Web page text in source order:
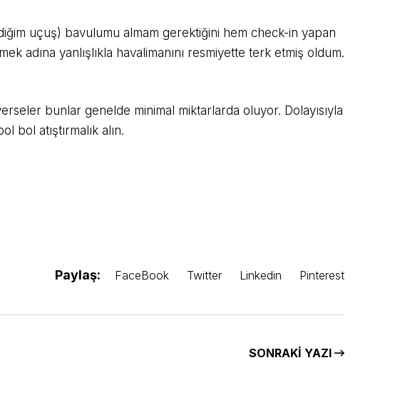
uçuş) bavulumu almam gerektiğini hem check-in yapan
adına yanlışlıkla havalimanını resmiyette terk etmiş oldum.
bunlar genelde minimal miktarlarda oluyor. Dolayısıyla
bol atıştırmalık alın.
Paylaş: FaceBook Twitter Linkedin Pinterest
SONRAKI YAZI